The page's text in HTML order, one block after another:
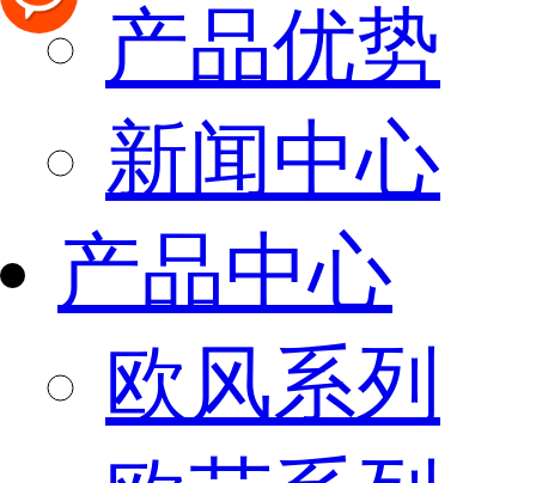
产品优势
新闻中心
产品中心
欧风系列